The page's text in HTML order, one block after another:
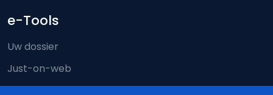
e-Tools
Uw dossier
Just-on-web
e-Deposit